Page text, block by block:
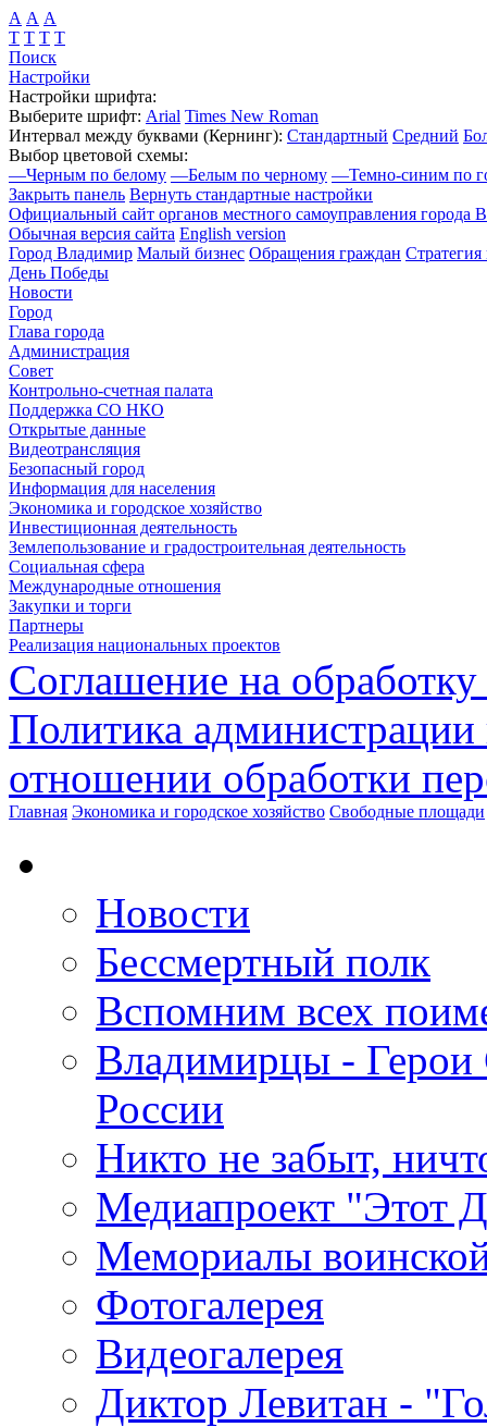
А А А
Т Т Т Т
Поиск
Настройки
Настройки шрифта:
Выберите шрифт: Arial Times New Roman
Интервал между буквами (Кернинг): Стандартный Средний
Выбор цветовой схемы:
—Черным по белому —Белым по черному —Темно-синим по
Закрыть панель Вернуть стандартные настройки
Официальный сайт органов местного самоуправления города
Обычная версия сайта English version
Город Владимир Малый бизнес Обращения граждан Стратегия
День Победы
Новости
Город
Глава города
Администрация
Совет
Контрольно-счетная палата
Поддержка СО НКО
Открытые данные
Видеотрансляция
Безопасный город
Информация для населения
Экономика и городское хозяйство
Инвестиционная деятельность
Землепользование и градостроительная деятельность
Социальная сфера
Международные отношения
Закупки и торги
Партнеры
Реализация национальных проектов
Соглашение на
Политика
отношении обработки
Главная Экономика и городское хозяйство Свободные площади
Новости
Бессмертный полк
Вспомним всех
Владимирцы - Герои
России
Никто не забыт,
Медиапроект "Этот
Мемориалы
Фотогалерея
Видеогалерея
Диктор Левитан -